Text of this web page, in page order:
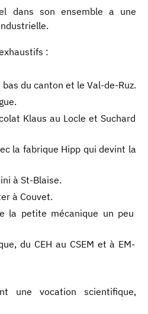
dans son ensemble a une
:
du canton et le Val-de-Ruz.
Klaus au Locle et Suchard
la fabrique Hipp qui devint la
à St-Blaise.
à Couvet.
la petite mécanique un peu
du CEH au CSEM et à EM-
une vocation scientifique,